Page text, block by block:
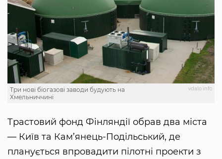
vdalo.info
Три нові біогазові заводи будують на
Хмельниччині
Трастовий фонд Фінляндії обрав два міста
— Київ та Кам’янець-Подільський, де
планується впровадити пілотні проекти з